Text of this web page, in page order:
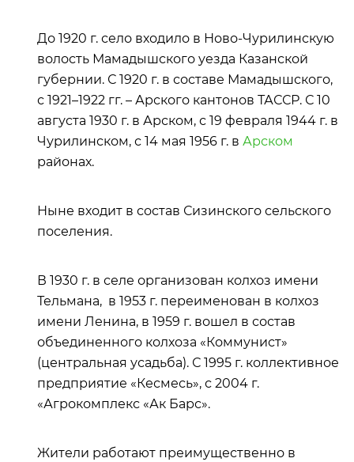
До 1920 г. село входило в Ново-Чурилинскую
волость Мамадышского уезда Казанской
губернии. С 1920 г. в составе Мамадышского,
с 1921–1922 гг. – Арского кантонов ТАССР. С 10
августа 1930 г. в Арском, с 19 февраля 1944 г. в
Чурилинском, с 14 мая 1956 г. в Арском
районах.
Ныне входит в состав Сизинского сельского
поселения.
В 1930 г. в селе организован колхоз имени
Тельмана, в 1953 г. переименован в колхоз
имени Ленина, в 1959 г. вошел в состав
объединенного колхоза «Коммунист»
(центральная усадьба). С 1995 г. коллективное
предприятие «Кесмесь», с 2004 г.
«Агрокомплекс «Ак Барс».
Жители работают преимущественно в